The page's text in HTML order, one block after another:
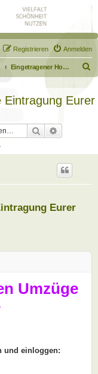
Anmelden
Registrieren
Eingetragener Hortus - Mein Hortus und ich!
u
Eintragung Eurer
Suche
Eurer
Umzüge
und einloggen: